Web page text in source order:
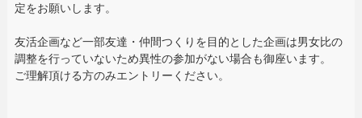
定をお願いします。
友活企画など一部友達・仲間つくりを目的とした企画は男女比の
調整を行っていないため異性の参加がない場合も御座います。
ご理解頂ける方のみエントリーください。